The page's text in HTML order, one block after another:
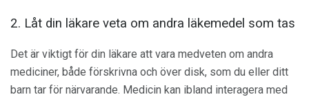
2. Låt din läkare veta om andra läkemedel som tas
Det är viktigt för din läkare att vara medveten om andra
mediciner, både förskrivna och över disk, som du eller ditt
barn tar för närvarande. Medicin kan ibland interagera med